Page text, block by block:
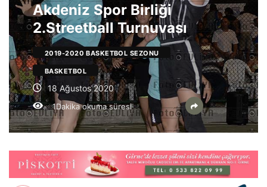
Akdeniz Spor Birliği
2.Streetball Turnuvası
2019-2020 BASKETBOL SEZONU
BASKETBOL
18 Ağustos 2020
1Dakika okuma süresi